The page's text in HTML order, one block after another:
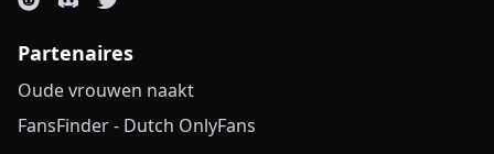
Partenaires
Oude vrouwen naakt
FansFinder - Dutch OnlyFans